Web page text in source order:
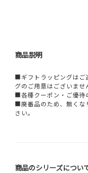
商品説明
■ギフトラッピングはご
グのご用意はございませ
■各種クーポン・ご優待
■廃番品のため、無くな
さい。
商品のシリーズについ